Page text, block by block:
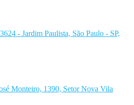
- Jardim Paulista, São Paulo - SP,
Monteiro, 1390, Setor Nova Vila